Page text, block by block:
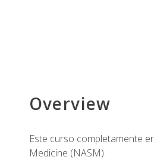
Overview
Este curso completamente
Medicine (NASM).